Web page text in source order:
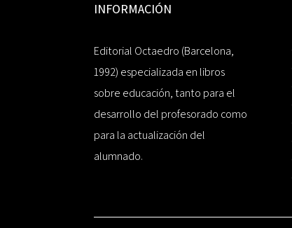
INFORMACIÓN
Editorial Octaedro (Barcelona,
1992) especializada en libros
sobre educación, tanto para el
desarrollo del profesorado como
para la actualización del
alumnado.